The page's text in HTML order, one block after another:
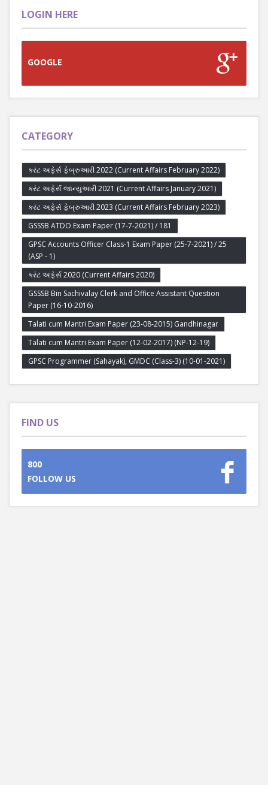
LOGIN HERE
GOOGLE
CATEGORY
કરંટ અફેર્સ ફેબ્રુઆરી 2022 (Current Affairs February 2022)
કરંટ અફેર્સ જાન્યુઆરી 2021 (Current Affairs January 2021)
કરંટ અફેર્સ ફેબ્રુઆરી 2023 (Current Affairs February 2023)
GSSSB ATDO Exam Paper (17-7-2021) / 181
GPSC Accounts Officer Class-1 Exam Paper (25-7-2021) / 25
(ASP - 1)
કરંટ અફેર્સ 2020 (Current Affairs 2020)
GSSSB Bin Sachivalay Clerk and Office Assistant Question
Paper (16-10-2016)
Talati cum Mantri Exam Paper (23-08-2015) Gandhinagar
Talati cum Mantri Exam Paper (12-02-2017) (NP-12-19)
GPSC Programmer (Sahayak), GMDC (Class-3) (10-01-2021)
FIND US
800
FOLLOW US